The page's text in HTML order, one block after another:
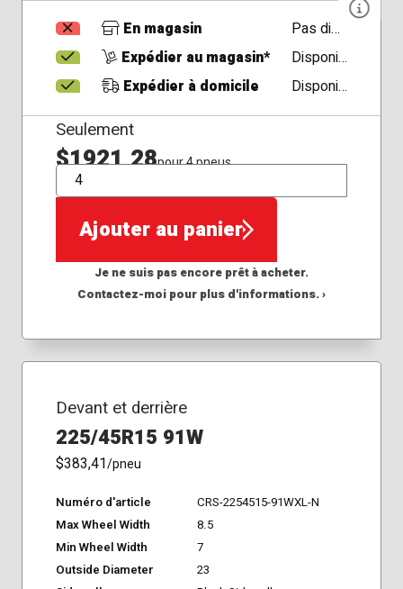
En magasin
Pas disponible
Expédier au magasin*
Disponible
Expédier à domicile
Disponible
Seulement
$1921,28pour 4 pneus
QTÉ
Ajouter au panier
Je ne suis pas encore prêt à acheter.
Contactez-moi pour plus d'informations. ›
Devant et derrière
225/45R15 91W
$383,41/pneu
Numéro d'article
CRS-2254515-91WXL-N
Max Wheel Width
8.5
Min Wheel Width
7
Outside Diameter
23